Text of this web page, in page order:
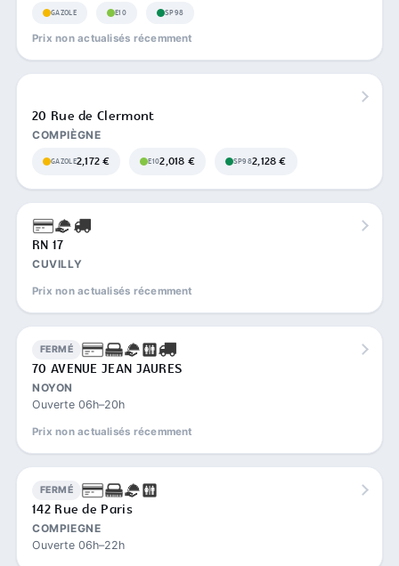
GAZOLE E10 SP98
Prix non actualisés récemment
20 Rue de Clermont
COMPIÈGNE
GAZOLE2,172 € E102,018 € SP982,128 €
RN 17
CUVILLY
Prix non actualisés récemment
FERMÉ
70 AVENUE JEAN JAURES
NOYON
Ouverte 06h–20h
Prix non actualisés récemment
FERMÉ
142 Rue de Paris
COMPIEGNE
Ouverte 06h–22h